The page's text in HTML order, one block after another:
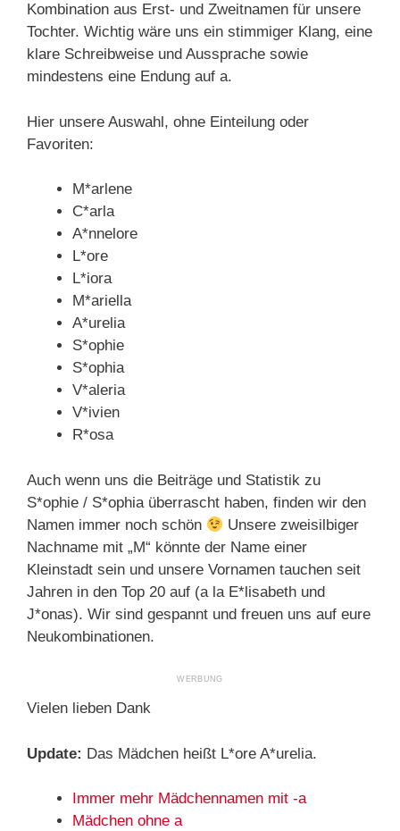
Kombination aus Erst- und Zweitnamen für unsere
Tochter. Wichtig wäre uns ein stimmiger Klang, eine
klare Schreibweise und Aussprache sowie
mindestens eine Endung auf a.
Hier unsere Auswahl, ohne Einteilung oder
Favoriten:
M*arlene
C*arla
A*nnelore
L*ore
L*iora
M*ariella
A*urelia
S*ophie
S*ophia
V*aleria
V*ivien
R*osa
Auch wenn uns die Beiträge und Statistik zu
S*ophie / S*ophia überrascht haben, finden wir den
Namen immer noch schön
Unsere zweisilbiger
Nachname mit „M“ könnte der Name einer
Kleinstadt sein und unsere Vornamen tauchen seit
Jahren in den Top 20 auf (a la E*lisabeth und
J*onas). Wir sind gespannt und freuen uns auf eure
Neukombinationen.
Vielen lieben Dank
Update: Das Mädchen heißt L*ore A*urelia.
Immer mehr Mädchennamen mit -a
Mädchen ohne a